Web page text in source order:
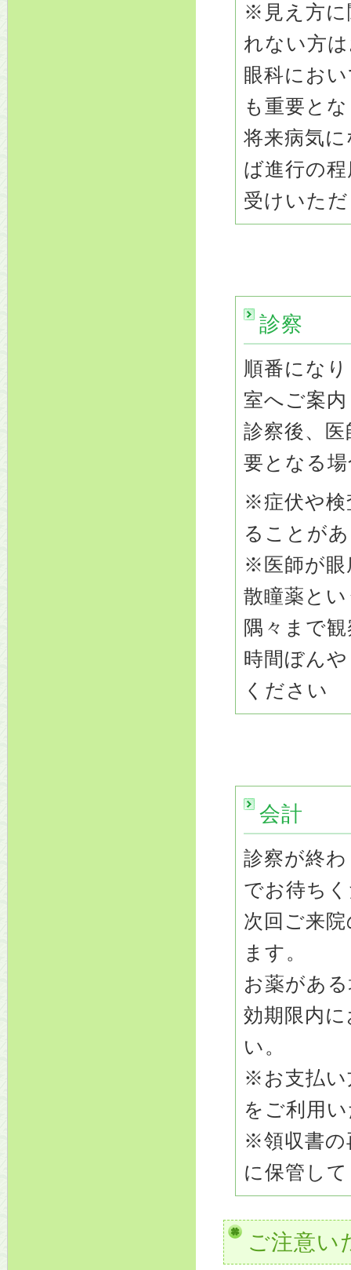
※見え方に
れない方
眼科にお
も重要と
将来病気
ば進行の
受けいた
診察
順番にな
室へご案
診察後、
要となる
※症伏や検
ることが
※医師が眼
散瞳薬と
隅々まで
時間ぼん
ください
会計
診察が終
でお待ち
次回ご来
ます。
お薬があ
効期限内
い。
※お支払い
をご利用
※領収書の
に保管し
ご注意い